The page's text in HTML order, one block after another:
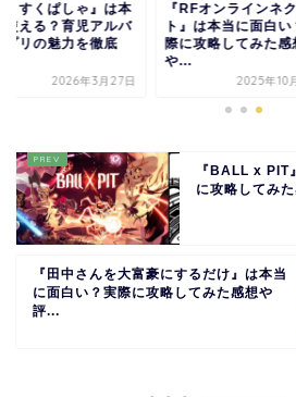
くすくぱしゃ』は本
使える？育児アルバ
プリの魅力を徹底
2026年3月27日
『RFオンラインネ
ト』は本当に面白い
際に攻略してみた感
や...
2025年10
『BALL x PIT
に攻略してみ
『田中さんを大富豪にするだけ』は本当
に面白い？実際に攻略してみた感想や
評...